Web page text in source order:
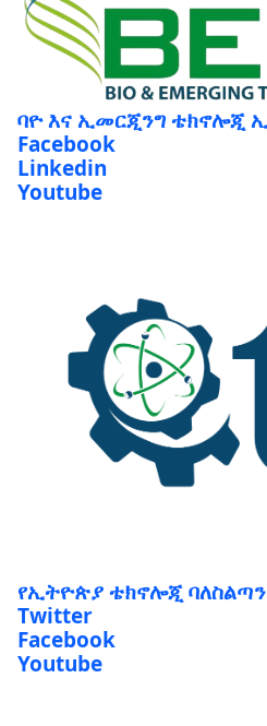
ባዮ እና ኢመርጂንግ ቴክኖሎጂ
Facebook
Linkedin
Youtube
የኢትዮጵያ ቴክኖሎጂ ባለስልጣን
Twitter
Facebook
Youtube